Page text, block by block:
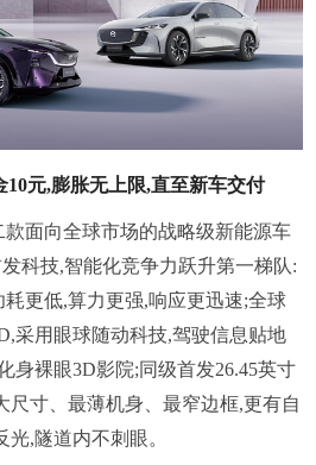
元,膨胀无上限,直至新车交付
面向全球市场的战略级新能源车
科技,智能化竞争力跃升第一梯队:
更低,算力更强,响应更迅速;全球
采用眼球随动科技,驾驶信息贴地
身裸眼3D影院;同级首发26.45英寸
尺寸、最薄机身、最窄边框,更有自
,隧道内不刺眼。